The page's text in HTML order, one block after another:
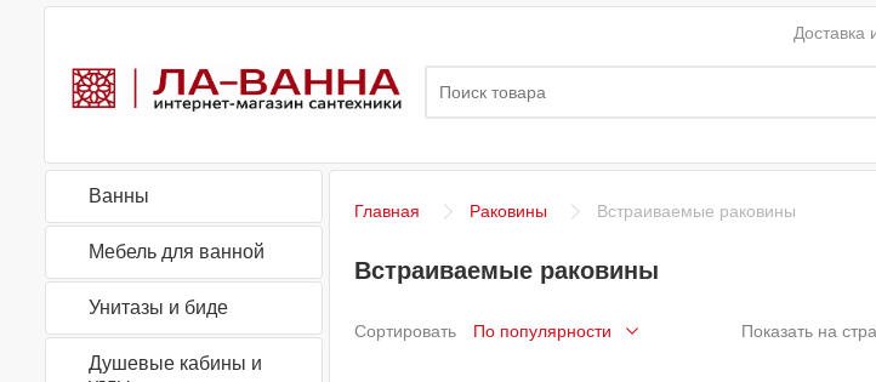
Доставка
Ванны
Мебель для ванной
Унитазы и биде
Душевые кабины и
Главная Раковины Встраиваемые раковины
Встраиваемые раковины
Сортировать Показать на